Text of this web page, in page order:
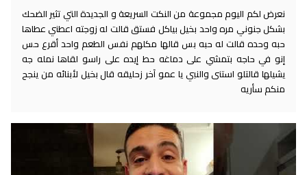
نعرض لكم اليوم مجموعة من النكت السريعة و الجديدة التي تثير الضحك
بشكل جنوني مره واحد بخيل بياكل فستق قالت له زوجته اعطني عطاها
حبه وحده قالت له حبه بس قالها مكلهم نفس الطعم واحد أقرع حس
إنو في حاجه بتمشي على دماغه حط إيده على راسو لقاها نمله جه
يشيلها قالتلو استنى والنبي يا عمو آخر زحليقه قال بخيل لأبنائه من ينجح
منكم سأريه